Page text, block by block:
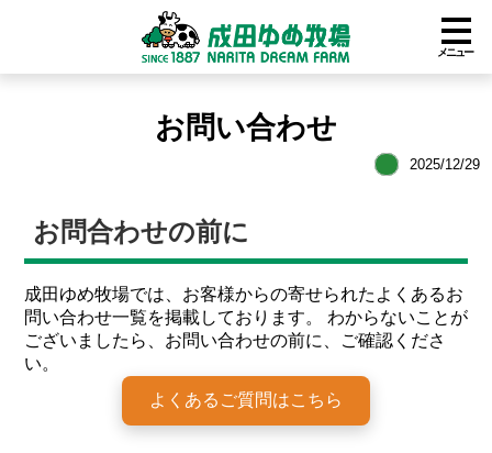
メニュー
お問い合わせ
2025/12/29
お問合わせの前に
成田ゆめ牧場では、お客様からの寄せられたよくあるお
問い合わせ一覧を掲載しております。 わからないことが
ございましたら、お問い合わせの前に、ご確認くださ
い。
よくあるご質問はこちら